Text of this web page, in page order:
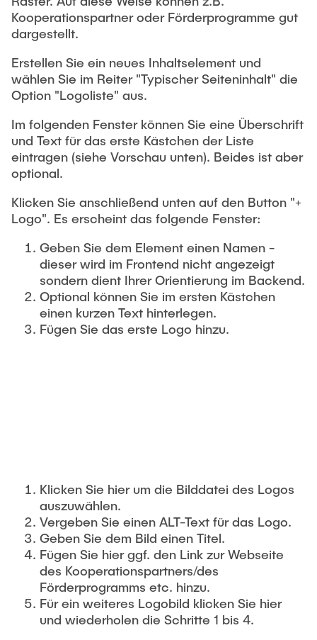
Dateien hochladen
Mülleimer
Plattenplatzquote
Verzeichnisschutz
Rich Text Editor
Textformatierungen und Listen
Links
Tabellen
Werkzeuge
Verlauf
TYPO3-Caches
Zwischenablage
Lesezeichen
Chefredakteur
Zugangssteuerung
TYPO3-Authentifizierung
IP-Adressenschutz
URLs und Redirects
Events
FAQ
Infobox
Landing Hero
Linkliste
Single Teaser
Social Wall
Stellenangebote
Tabellen
Import Stud.IP
Externe Seiten in Stud.IP konfigurieren
Kontakt/Impressum
News-Artikel gestalten
OpenStreetMap
Markierungspunkt anlegen
Openstreetmap konfigurieren
Publications
Sortieren, Gruppieren und Filtern
TORE-Plugin
BACKEND-LOGIN
Kooperationspartner oder Förderprogramme gut
dargestellt.
Erstellen Sie ein neues Inhaltselement und
wählen Sie im Reiter "Typischer Seiteninhalt" die
Option "Logoliste" aus.
Im folgenden Fenster können Sie eine Überschrift
und Text für das erste Kästchen der Liste
eintragen (siehe Vorschau unten). Beides ist aber
optional.
Klicken Sie anschließend unten auf den Button "+
Logo". Es erscheint das folgende Fenster:
Geben Sie dem Element einen Namen -
dieser wird im Frontend nicht angezeigt
sondern dient Ihrer Orientierung im Backend.
Optional können Sie im ersten Kästchen
einen kurzen Text hinterlegen.
Fügen Sie das erste Logo hinzu.
Klicken Sie hier um die Bilddatei des Logos
auszuwählen.
Vergeben Sie einen ALT-Text für das Logo.
Geben Sie dem Bild einen Titel.
Fügen Sie hier ggf. den Link zur Webseite
des Kooperationspartners/des
Förderprogramms etc. hinzu.
Für ein weiteres Logobild klicken Sie hier
und wiederholen die Schritte 1 bis 4.